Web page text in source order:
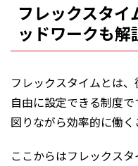
フレックスタイ
ッドワークも解
フレックスタイムとは
自由に設定できる制度
図りながら効率的に働く
ここからはフレックス